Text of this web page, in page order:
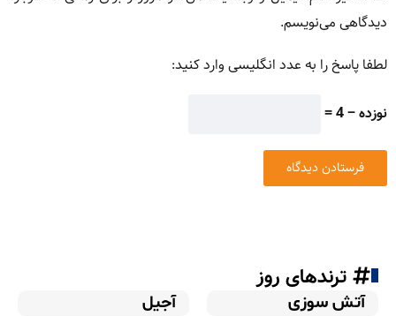
دیدگاهی می‌نویسم.
لطفا پاسخ را به عدد انگلیسی وارد کنید:
نوزده − 4 =
ترندهای روز
آتش سوزی
آجیل